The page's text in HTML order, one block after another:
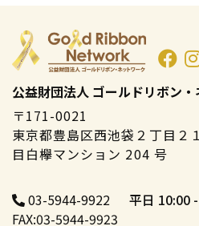
公益財団法人 ゴールドリボン
〒171-0021
東京都豊島区西池袋２丁目２
目白欅マンション 204 号
03-5944-9922
平日 10:00
FAX:03-5944-9923